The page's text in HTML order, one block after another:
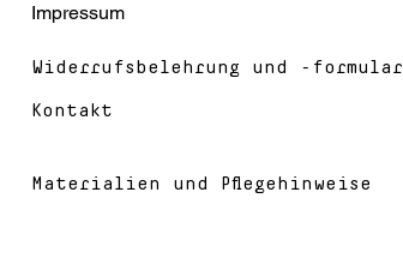
Impressum
Widerrufsbelehrung und -formular
Kontakt
Materialien und Pflegehinweise